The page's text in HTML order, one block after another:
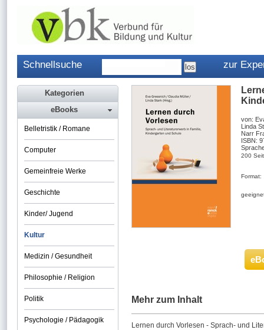
Schnellsuche zur
von:
Linda
Narr
ISBN:
200
Format:
Mehr zum Inhalt
Lernen durch Vorlesen - Sprach- und
Kategorien
eBooks
Belletristik / Romane
Computer
Gemeinfreie Werke
Geschichte
Kinder/ Jugend
Kultur
Medizin / Gesundheit
Philosophie / Religion
Politik
Psychologie / Pädagogik